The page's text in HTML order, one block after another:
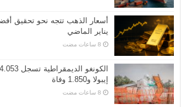
أسعار الذهب تتجه نحو تحقيق
يناير الماضي
إيبولا و1.850 وفاة